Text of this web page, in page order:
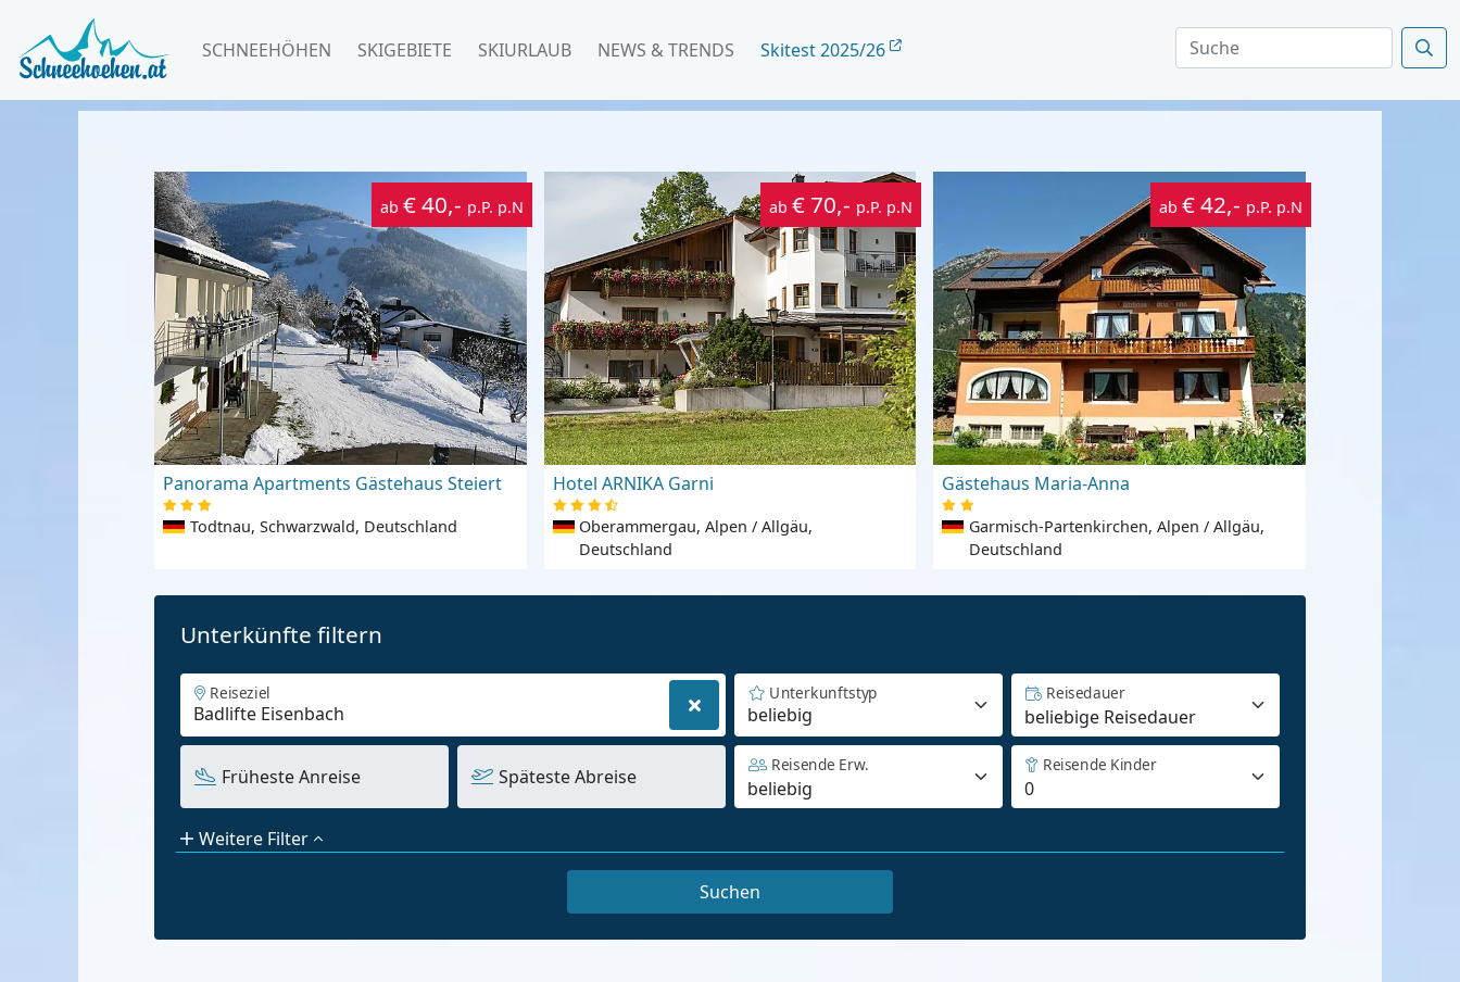
SCHNEEHÖHEN SKIGEBIETE SKIURLAUB NEWS & TRENDS Skitest 2025/26
ab € 40,- p.P. p.N
Panorama Apartments Gästehaus Steiert
Todtnau, Schwarzwald, Deutschland
ab€ 70,- p.P. p.N
Hotel ARNIKA Garni
Oberammergau, Alpen / Allgäu,
Deutschland
ab € 42,- p.P. p.N
Gästehaus Maria-Anna
Garmisch-Partenkirchen, Alpen / Allgäu,
Deutschland
Unterkünfte filtern
Reiseziel
beliebig
Unterkunftstyp Reisedauer
Früheste Anreise Späteste Abreise
Reisende Erw. Reisende Kinder
Weitere Filter